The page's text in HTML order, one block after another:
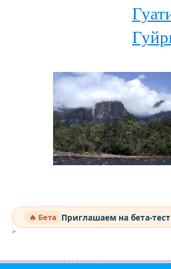
🔥 Бета Приглашаем на бета-
>